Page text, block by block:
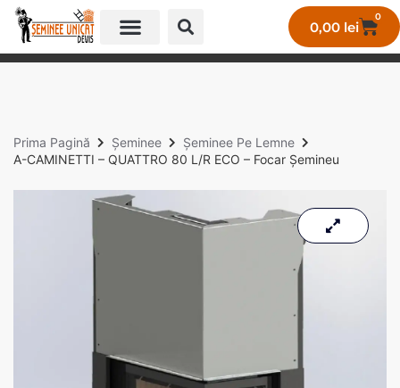
0,00 lei
0
Prima Pagină Șeminee
Șeminee Pe Lemne
A-CAMINETTI – QUATTRO 80 L/R ECO – Focar Șemineu